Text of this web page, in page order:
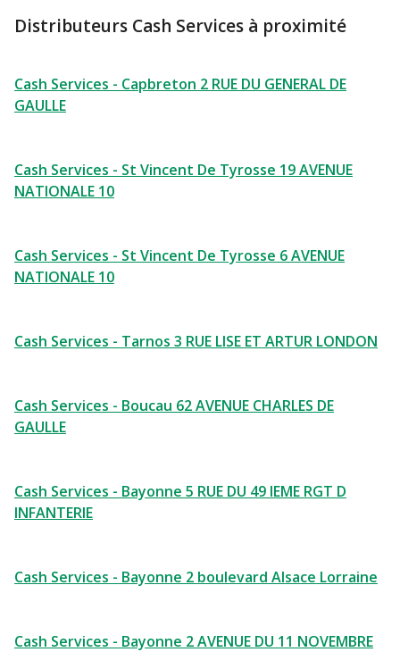
Distributeurs Cash Services à proximité
Cash Services - Capbreton 2 RUE DU GENERAL DE
GAULLE
Cash Services - St Vincent De Tyrosse 19 AVENUE
NATIONALE 10
Cash Services - St Vincent De Tyrosse 6 AVENUE
NATIONALE 10
Cash Services - Tarnos 3 RUE LISE ET ARTUR LONDON
Cash Services - Boucau 62 AVENUE CHARLES DE
GAULLE
Cash Services - Bayonne 5 RUE DU 49 IEME RGT D
INFANTERIE
Cash Services - Bayonne 2 boulevard Alsace Lorraine
Cash Services - Bayonne 2 AVENUE DU 11 NOVEMBRE